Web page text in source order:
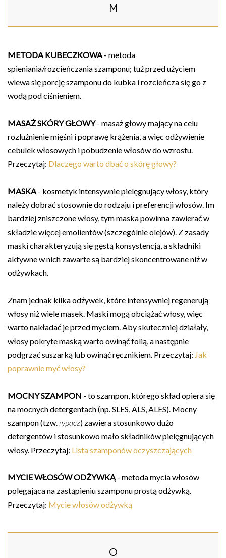
M
METODA KUBECZKOWA - metoda
spieniania/rozcieńczania szamponu; tuż przed użyciem
wlewa się porcję szamponu do kubka i rozcieńcza się go z
wodą pod ciśnieniem.
MASAŻ SKÓRY GŁOWY- masaż głowy mający na celu
rozluźnienie mięśni i poprawę krążenia, a więc odżywienie
cebulek włosowych i pobudzenie włosów do wzrostu.
Przeczytaj: Dlaczego warto dbać o skórę głowy?
MASKA - kosmetyk intensywnie pielęgnujący włosy, który
należy dobrać stosownie do rodzaju i preferencji włosów. Im
bardziej zniszczone włosy, tym maska powinna zawierać w
składzie więcej emolientów (szczególnie olejów). Z zasady
maski charakteryzują się gęstą konsystencją, a składniki
aktywne w nich zawarte są bardziej skoncentrowane niż w
odżywkach.
Znam jednak kilka odżywek, które intensywniej regenerują
włosy niż wiele masek. Maski mogą obciążać włosy, więc
warto nakładać je przed myciem. Aby skuteczniej działały,
włosy pokryte maską warto owinąć folią, a następnie
podgrzać suszarką lub owinąć ręcznikiem. Przeczytaj: Jak
poprawnie myć włosy?
MOCNY SZAMPON - to szampon, którego skład opiera się
na mocnych detergentach (np. SLES, ALS, ALES). Mocny
szampon (tzw. rypacz) zawiera stosunkowo dużo
detergentów i stosunkowo mało składników pielęgnujących
włosy. Przeczytaj: Lista szamponów oczyszczających
MYCIE WŁOSÓW ODŻYWKĄ - metoda mycia włosów
polegająca na zastąpieniu szamponu prostą odżywką.
Przeczytaj: Mycie włosów odżywką
O